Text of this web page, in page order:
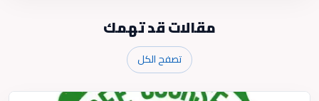
مقالات قد تهمك
تصفح الكل